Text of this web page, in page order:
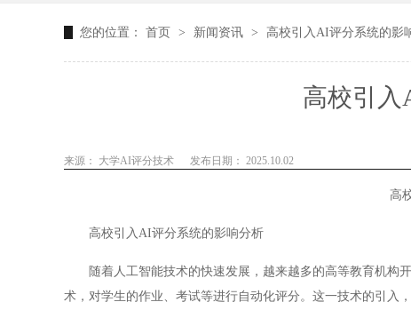
您的位置： 首页 > 新闻资讯 > 高校引入AI评分系统的影
高校引入
来源： 大学AI评分技术 发布日期： 2025.10.02
高
高校引入AI评分系统的影响分析
随着人工智能技术的快速发展，越来越多的高等教育机构
术，对学生的作业、考试等进行自动化评分。这一技术的引入